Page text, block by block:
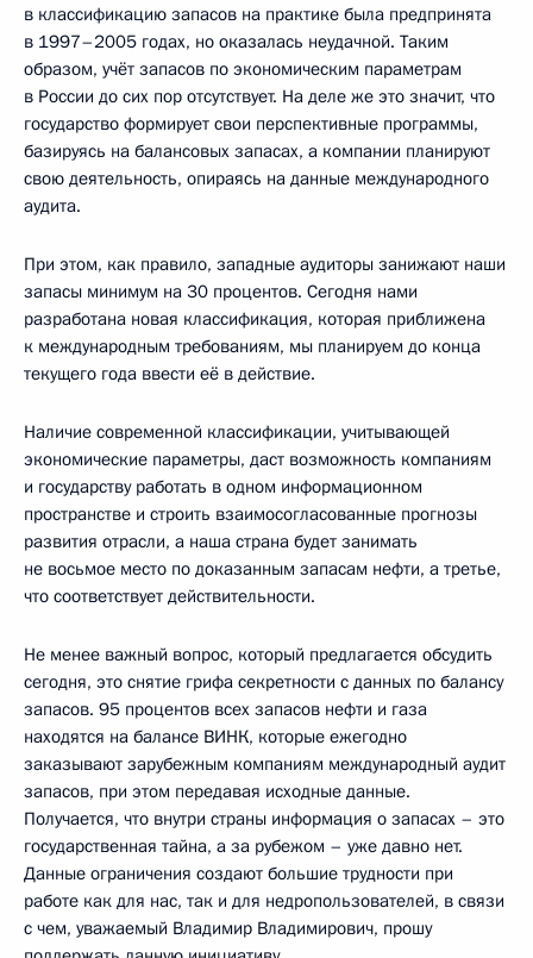
в классификацию запасов на практике была предпринята
в 1997–2005 годах, но оказалась неудачной. Таким
образом, учёт запасов по экономическим параметрам
в России до сих пор отсутствует. На деле же это значит, что
государство формирует свои перспективные программы,
базируясь на балансовых запасах, а компании планируют
свою деятельность, опираясь на данные международного
аудита.
При этом, как правило, западные аудиторы занижают наши
запасы минимум на 30 процентов. Сегодня нами
разработана новая классификация, которая приближена
к международным требованиям, мы планируем до конца
текущего года ввести её в действие.
Наличие современной классификации, учитывающей
экономические параметры, даст возможность компаниям
и государству работать в одном информационном
пространстве и строить взаимосогласованные прогнозы
развития отрасли, а наша страна будет занимать
не восьмое место по доказанным запасам нефти, а третье,
что соответствует действительности.
Не менее важный вопрос, который предлагается обсудить
сегодня, это снятие грифа секретности с данных по балансу
запасов. 95 процентов всех запасов нефти и газа
находятся на балансе ВИНК, которые ежегодно
заказывают зарубежным компаниям международный аудит
запасов, при этом передавая исходные данные.
Получается, что внутри страны информация о запасах – это
государственная тайна, а за рубежом – уже давно нет.
Данные ограничения создают большие трудности при
работе как для нас, так и для недропользователей, в связи
с чем, уважаемый Владимир Владимирович, прошу